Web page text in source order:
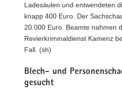
Ladesäulen und entwendeten
knapp 400 Euro. Der
20.000 Euro. Beamte nahmen
Revierkriminaldienst Kamenz
Fall. (sh)
Blech- und
gesucht